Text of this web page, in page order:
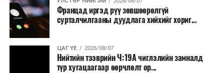
Францад иргэд рүү зөвшөөрөлгүй
сурталчилгааны дуудлага хийхийг хориг...
ЦАГ ҮЕ 2026/08/07
Нийтийн тээврийн Ч:19А чиглэлийн замналд
түр хугацаагаар өөрчлөлт ор...